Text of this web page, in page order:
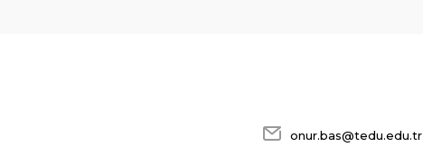
onur.bas@tedu.edu.tr